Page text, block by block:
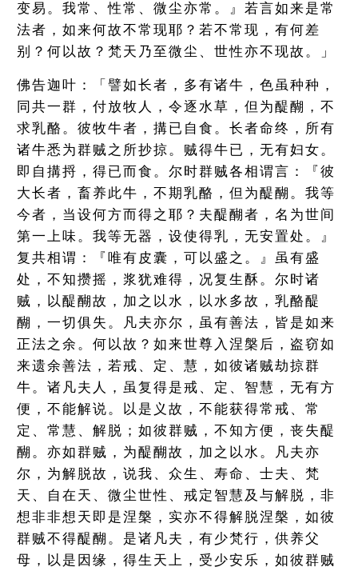
变易。我常、性常、微尘亦常。』若言如来是常
法者，如来何故不常现耶？若不常现，有何差
别？何以故？梵天乃至微尘、世性亦不现故。」
佛告迦叶：「譬如长者，多有诸牛，色虽种种，
同共一群，付放牧人，令逐水草，但为醍醐，不
求乳酪。彼牧牛者，搆已自食。长者命终，所有
诸牛悉为群贼之所抄掠。贼得牛已，无有妇女。
即自搆捋，得已而食。尔时群贼各相谓言：『彼
大长者，畜养此牛，不期乳酪，但为醍醐。我等
今者，当设何方而得之耶？夫醍醐者，名为世间
第一上味。我等无器，设使得乳，无安置处。』
复共相谓：『唯有皮囊，可以盛之。』虽有盛
处，不知攒摇，浆犹难得，况复生酥。尔时诸
贼，以醍醐故，加之以水，以水多故，乳酪醍
醐，一切俱失。凡夫亦尔，虽有善法，皆是如来
正法之余。何以故？如来世尊入涅槃后，盗窃如
来遗余善法，若戒、定、慧，如彼诸贼劫掠群
牛。诸凡夫人，虽复得是戒、定、智慧，无有方
便，不能解说。以是义故，不能获得常戒、常
定、常慧、解脱；如彼群贼，不知方便，丧失醍
醐。亦如群贼，为醍醐故，加之以水。凡夫亦
尔，为解脱故，说我、众生、寿命、士夫、梵
天、自在天、微尘世性、戒定智慧及与解脱，非
想非非想天即是涅槃，实亦不得解脱涅槃，如彼
群贼不得醍醐。是诸凡夫，有少梵行，供养父
母，以是因缘，得生天上，受少安乐，如彼群贼